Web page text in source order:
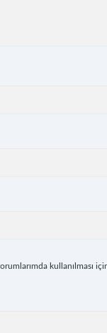
kullanılması